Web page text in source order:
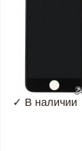
✓ В наличии